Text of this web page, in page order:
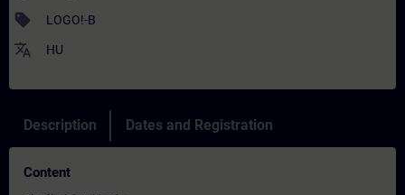
sell LOGO!-B
translate HU
Description Dates and Registration
Content